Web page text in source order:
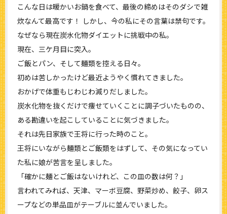
こんな日は暖かいお鍋を食べて、最後の締めはそのダシで雑
炊なんて最高です！ しかし、今の私にその言葉は禁句です。
なぜなら現在炭水化物ダイエットに挑戦中の私。
現在、三ケ月目に突入。
ご飯とパン、そして麺類を控える日々。
初めは苦しかったけど最近ようやく慣れてきました。
おかげで体重もじわじわ減りだしました。
炭水化物を抜くだけで痩せていくことに調子づいたものの、
ある勘違いを起こしていることに気づきました。
それは先日家族で王将に行った時のこと。
王将にいながら麺類とご飯類をはずして、その気になってい
た私に娘が苦言を呈しました。
「確かに麺とご飯はないけれど、この皿の数は何？」
言われてみれば、天津、マーボ豆腐、野菜炒め、餃子、卵ス
ープなどの単品皿がテーブルに並んでいました。